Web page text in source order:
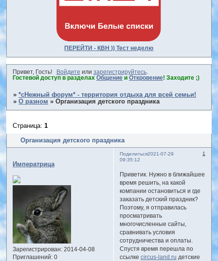
ПЕРЕЙТИ - КВН )) Тест неделю
Привет, Гость! Войдите или зарегистрируйтесь.
Гостевой доступ в разделах Общениеи Откровение! Заходите ;)
»*сНежный форум* - территория отдыха для всей семьи!
»О разном »Организация детского праздника
Организация детского праздника
Страница:1
Поделиться 1
2021-07-29
09:35:12
Императрица
Зарегистрирован: 2014-04-08
Приглашений:0
Приветик. Нужно в ближайшее
время решить, на какой
компании остановиться и где
заказать детский праздник?
Поэтому, я отправилась
просматривать
многочисленные сайты,
сравнивать условия
сотрудничества и оплаты.
Спустя время перешла по
ссылке circus-land.ru детские